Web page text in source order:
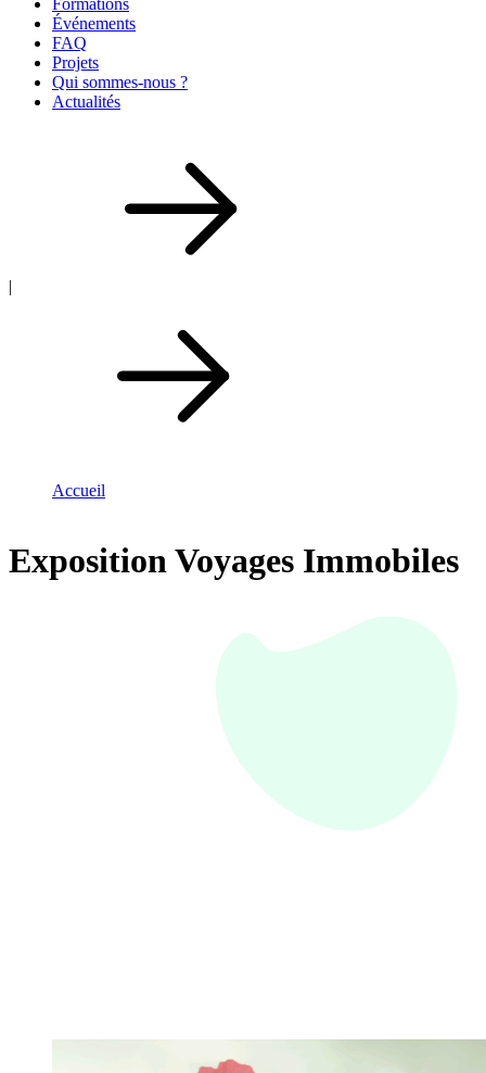
Événements
FAQ
Projets
Qui sommes-nous ?
Actualités
|
Accueil
Exposition Voyages Immobiles